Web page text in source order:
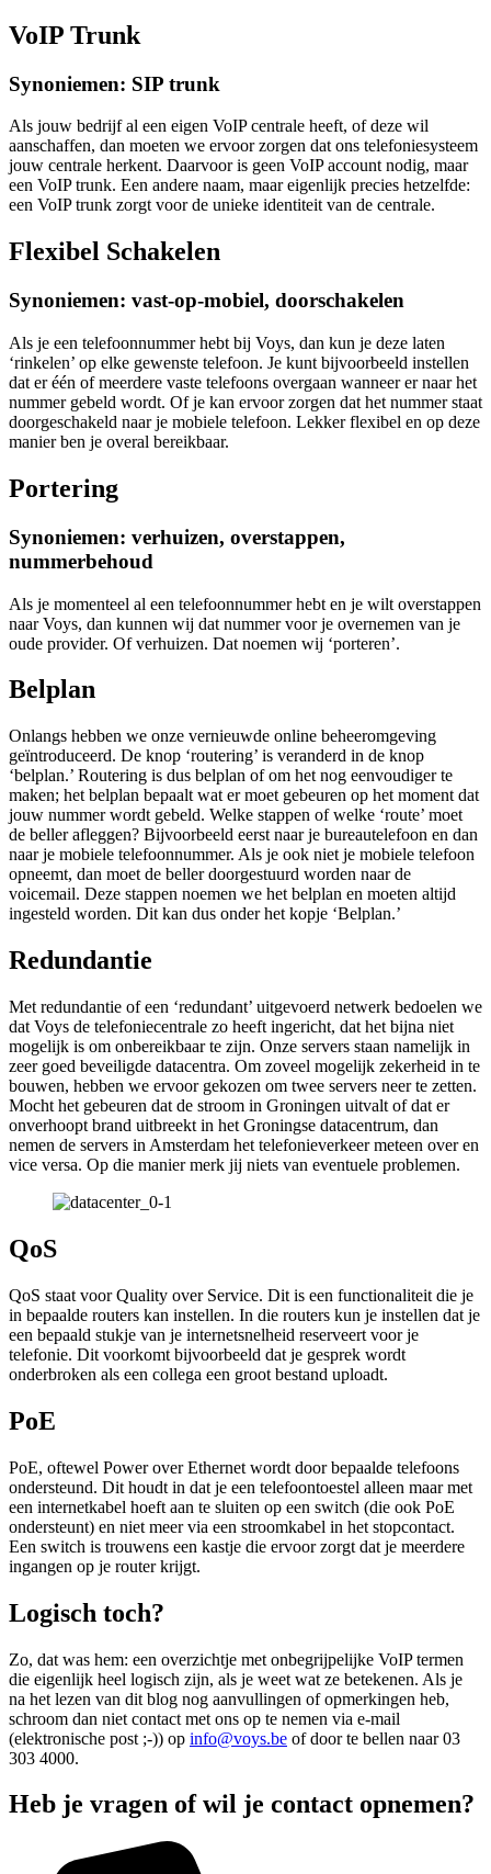
VoIP Trunk
Synoniemen: SIP trunk
Als jouw bedrijf al een eigen VoIP centrale heeft, of deze wil
aanschaffen, dan moeten we ervoor zorgen dat ons telefoniesysteem
jouw centrale herkent. Daarvoor is geen VoIP account nodig, maar
een VoIP trunk. Een andere naam, maar eigenlijk precies hetzelfde:
een VoIP trunk zorgt voor de unieke identiteit van de centrale.
Flexibel Schakelen
Synoniemen: vast-op-mobiel, doorschakelen
Als je een telefoonnummer hebt bij Voys, dan kun je deze laten
‘rinkelen’ op elke gewenste telefoon. Je kunt bijvoorbeeld instellen
dat er één of meerdere vaste telefoons overgaan wanneer er naar het
nummer gebeld wordt. Of je kan ervoor zorgen dat het nummer staat
doorgeschakeld naar je mobiele telefoon. Lekker flexibel en op deze
manier ben je overal bereikbaar.
Portering
Synoniemen: verhuizen, overstappen,
nummerbehoud
Als je momenteel al een telefoonnummer hebt en je wilt overstappen
naar Voys, dan kunnen wij dat nummer voor je overnemen van je
oude provider. Of verhuizen. Dat noemen wij ‘porteren’.
Belplan
Onlangs hebben we onze vernieuwde online beheeromgeving
geïntroduceerd. De knop ‘routering’ is veranderd in de knop
‘belplan.’ Routering is dus belplan of om het nog eenvoudiger te
maken; het belplan bepaalt wat er moet gebeuren op het moment dat
jouw nummer wordt gebeld. Welke stappen of welke ‘route’ moet
de beller afleggen? Bijvoorbeeld eerst naar je bureautelefoon en dan
naar je mobiele telefoonnummer. Als je ook niet je mobiele telefoon
opneemt, dan moet de beller doorgestuurd worden naar de
voicemail. Deze stappen noemen we het belplan en moeten altijd
ingesteld worden. Dit kan dus onder het kopje ‘Belplan.’
Redundantie
Met redundantie of een ‘redundant’ uitgevoerd netwerk bedoelen we
dat Voys de telefoniecentrale zo heeft ingericht, dat het bijna niet
mogelijk is om onbereikbaar te zijn. Onze servers staan namelijk in
zeer goed beveiligde datacentra. Om zoveel mogelijk zekerheid in te
bouwen, hebben we ervoor gekozen om twee servers neer te zetten.
Mocht het gebeuren dat de stroom in Groningen uitvalt of dat er
onverhoopt brand uitbreekt in het Groningse datacentrum, dan
nemen de servers in Amsterdam het telefonieverkeer meteen over en
vice versa. Op die manier merk jij niets van eventuele problemen.
QoS
QoS staat voor Quality over Service. Dit is een functionaliteit die je
in bepaalde routers kan instellen. In die routers kun je instellen dat je
een bepaald stukje van je internetsnelheid reserveert voor je
telefonie. Dit voorkomt bijvoorbeeld dat je gesprek wordt
onderbroken als een collega een groot bestand uploadt.
PoE
PoE, oftewel Power over Ethernet wordt door bepaalde telefoons
ondersteund. Dit houdt in dat je een telefoontoestel alleen maar met
een internetkabel hoeft aan te sluiten op een switch (die ook PoE
ondersteunt) en niet meer via een stroomkabel in het stopcontact.
Een switch is trouwens een kastje die ervoor zorgt dat je meerdere
ingangen op je router krijgt.
Logisch toch?
Zo, dat was hem: een overzichtje met onbegrijpelijke VoIP termen
die eigenlijk heel logisch zijn, als je weet wat ze betekenen. Als je
na het lezen van dit blog nog aanvullingen of opmerkingen heb,
schroom dan niet contact met ons op te nemen via e-mail
(elektronische post ;-)) op info@voys.be of door te bellen naar 03
303 4000.
Heb je vragen of wil je contact opnemen?